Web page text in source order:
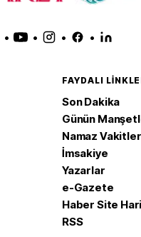
• • • •
FAYDALI
Son Dakika
Günün
Namaz
İmsakiye
Yazarlar
e-Gazete
Haber Site
RSS